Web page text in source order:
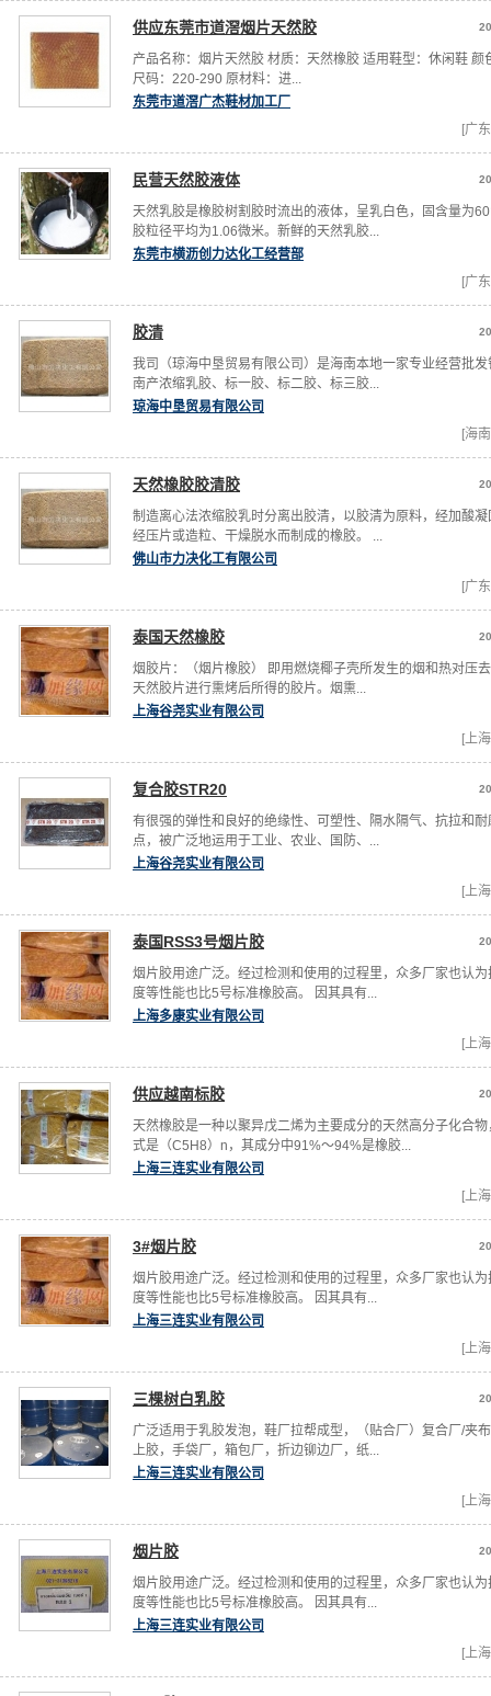
供应东莞市道滘烟片天然胶
产品名称：烟片天然胶 材质：天然橡胶 适用鞋型：休闲鞋 颜
尺码：220-290 原材料：进...
东莞市道滘广杰鞋材加工厂
[广
民营天然胶液体
天然乳胶是橡胶树割胶时流出的液体，呈乳白色，固含量为
胶粒径平均为1.06微米。新鲜的天然乳胶...
东莞市横沥创力达化工经营部
[广
胶清
我司（琼海中垦贸易有限公司）是海南本地一家专业经营批发
南产浓缩乳胶、标一胶、标二胶、标三胶...
琼海中垦贸易有限公司
[海
天然橡胶胶清胶
制造离心法浓缩胶乳时分离出胶清，以胶清为原料，经加酸凝
经压片或造粒、干燥脱水而制成的橡胶。 ...
佛山市力决化工有限公司
[广
泰国天然橡胶
烟胶片：（烟片橡胶） 即用燃烧椰子壳所发生的烟和热对压
天然胶片进行熏烤后所得的胶片。烟熏...
上海谷尧实业有限公司
[上
复合胶STR20
有很强的弹性和良好的绝缘性、可塑性、隔水隔气、抗拉和耐
点，被广泛地运用于工业、农业、国防、...
上海谷尧实业有限公司
[上
泰国RSS3号烟片胶
烟片胶用途广泛。经过检测和使用的过程里，众多厂家也认为
度等性能也比5号标准橡胶高。 因其具有...
上海多康实业有限公司
[上
供应越南标胶
天然橡胶是一种以聚异戊二烯为主要成分的天然高分子化合物
式是（C5H8）n，其成分中91%～94%是橡胶...
上海三连实业有限公司
[上
3#烟片胶
烟片胶用途广泛。经过检测和使用的过程里，众多厂家也认为
度等性能也比5号标准橡胶高。 因其具有...
上海三连实业有限公司
[上
三棵树白乳胶
广泛适用于乳胶发泡，鞋厂拉帮成型，（贴合厂）复合厂/夹
上胶，手袋厂，箱包厂，折边铆边厂，纸...
上海三连实业有限公司
[上
烟片胶
烟片胶用途广泛。经过检测和使用的过程里，众多厂家也认为
度等性能也比5号标准橡胶高。 因其具有...
上海三连实业有限公司
[上